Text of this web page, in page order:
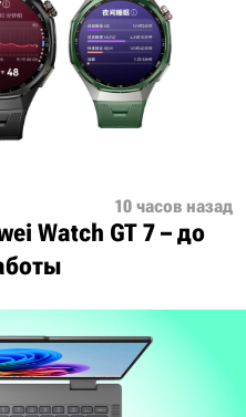
10 часов назад
Watch GT 7 – до